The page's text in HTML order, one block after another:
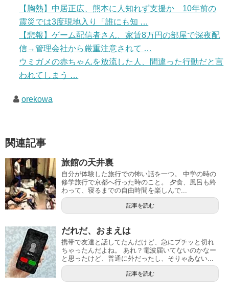
【胸熱】中居正広、熊本に人知れず支援か 10年前の
震災では3度現地入り「誰にも知 …
【悲報】ゲーム配信者さん、家賃8万円の部屋で深夜配
信→管理会社から厳重注意されて …
ウミガメの赤ちゃんを放流した人、間違った行動だと言
われてしまう …
orekowa
関連記事
旅館の天井裏
自分が体験した旅行での怖い話を一つ。 中学の時の
修学旅行で京都へ行った時のこと。 夕食、風呂も終
わって、寝るまでの自由時間を楽しんで...
記事を読む
だれだ、おまえは
携帯で友達と話してたんだけど、急にプチッと切れ
ちゃったんだよね。 あれ？電波届いてないのかなー
と思ったけど、普通に外だったし、そりゃあない...
記事を読む